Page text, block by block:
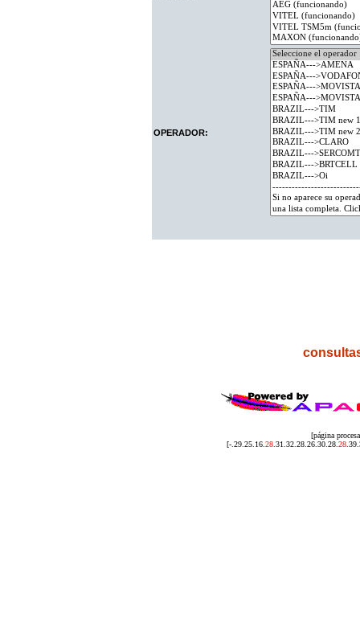
OPERADOR:
[página
[-.29.25.16. 28.31.32.28.26.30.28. 28